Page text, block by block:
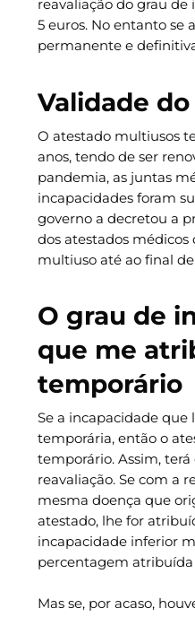
reavaliação do grau de
5 euros. No entanto se
permanente e
Validade do
O atestado multiusos
anos, tendo de ser
pandemia, as juntas
incapacidades foram
governo a decretou a
dos atestados
multiuso até ao final de
O grau de
que me
temporário
Se a incapacidade
temporária, então o
temporário. Assim,
reavaliação. Se com a
mesma doença que
atestado, lhe for
incapacidade inferior
percentagem
Mas se, por acaso,